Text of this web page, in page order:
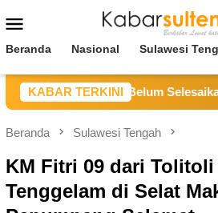
ke
Mobile
Beranda Nasional Sulawesi
KABAR TERKINI
Sebut CV BBN Belum Selesaikan
Beranda Sulawesi Tengah
KM Fitri 09 dari Tolitoli
Tenggelam di Selat